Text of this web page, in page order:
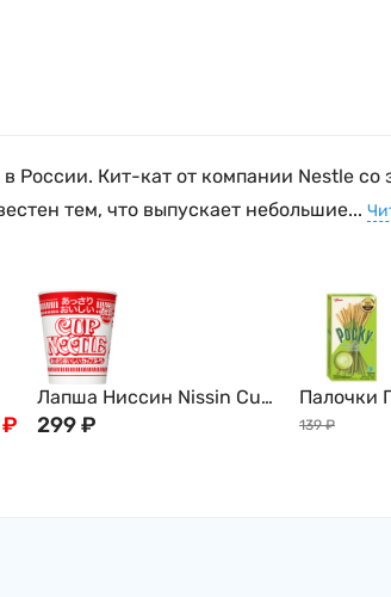
России. Кит-кат от компании Nestle со
тем, что выпускает небольшие...
₽
Лапша Ниссин Nissin Cup
Noodle с Креветками, 57г,
299₽
Палочки
Латте
139 ₽